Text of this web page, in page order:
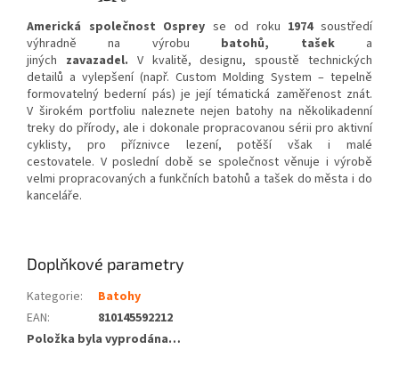
Americká společnost Osprey se od roku 1974soustředí
výhradně na výrobu
batohů, tašek
a
jiných zavazadel. V kvalitě, designu, spoustě technických
detailů a vylepšení (např. Custom Molding System – tepelně
formovatelný bederní pás) je její tématická zaměřenost znát.
V širokém portfoliu naleznete nejen batohy na několikadenní
treky do přírody, ale i dokonale propracovanou sérii pro aktivní
cyklisty, pro příznivce lezení, potěší však i malé
cestovatele. V poslední době se společnost věnuje i výrobě
velmi propracovaných a funkčních batohů a tašek do města i do
kanceláře.
Doplňkové parametry
Kategorie:
Batohy
EAN:
810145592212
Položka byla vyprodána…